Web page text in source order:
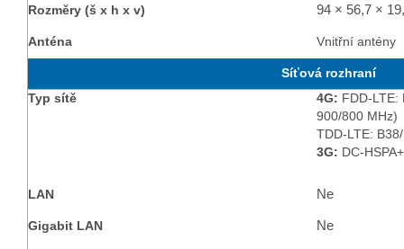
Rozměry (š x h x v) 94 × 56,7 ×
Anténa Vnitřní antény
Síťová rozhraní
Typ sítě
4G: FDD-LTE:
900/800 MHz)
TDD-LTE:
3G: DC-
LAN Ne
Gigabit LAN Ne